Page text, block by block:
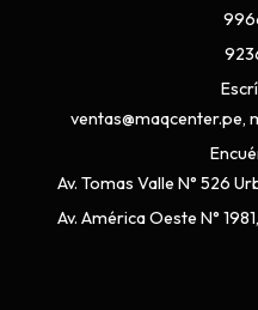
ventas@maqcenter.pe,
Av. Tomas Valle N° 526
Av. América Oeste N°